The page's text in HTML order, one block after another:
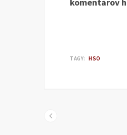
TAGY: HSO